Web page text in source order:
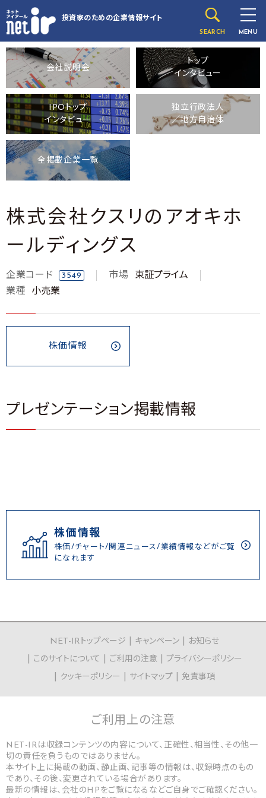
投資家のための企業情報サイト
SEARCH MENU
会社説明会
トップ
インタビュー
IPOトップ
インタビュー
独立行政法人
／地方自治体
全掲載企業一覧
株式会社クスリのアオキホ
ールディングス
企業コード 3549 市場
東証プライム
業種
小売業
株価情報
プレゼンテーション掲載情報
株価情報
株価/チャート/関連ニュース/業績情報などがご覧
になれます
NET-IRトップページ キャンペーン
お知らせ
このサイトについて
ご利用の注意
プライバシーポリシー
クッキーポリシー
サイトマップ 免責事項
ご利用上の注意
NET-IRは収録コンテンツの内容について、正確性、相当性、その他一
切の責任を負うものではありません。
本サイト上に掲載の動画、静止画、記事等の情報は、収録時点のもの
であり、その後、変更されている場合があります。
最新の情報は、会社のHPをご覧になるなどご自身でご確認ください。